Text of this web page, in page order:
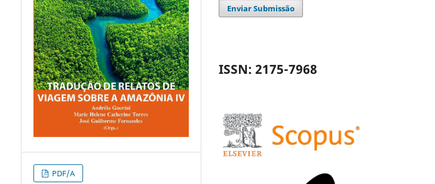
PDF/A
Enviar Submissão
ISSN: 2175-7968